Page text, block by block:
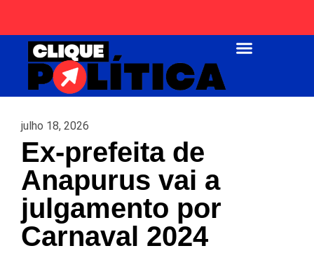
julho 18, 2026
Ex-prefeita de
Anapurus vai a
julgamento por
Carnaval 2024